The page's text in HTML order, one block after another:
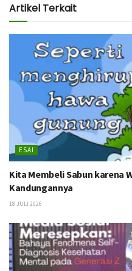
Artikel Terkait
ESAI
Kita Membeli Sabun karena
Kandungannya
18 JULI 2026